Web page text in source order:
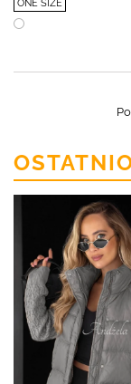
ONE SIZE